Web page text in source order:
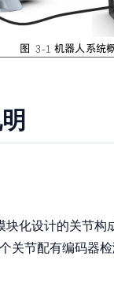
化设计的关节
关节配有编码器